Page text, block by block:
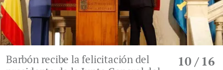
10 / 16
Barbón recibe la felicitación del